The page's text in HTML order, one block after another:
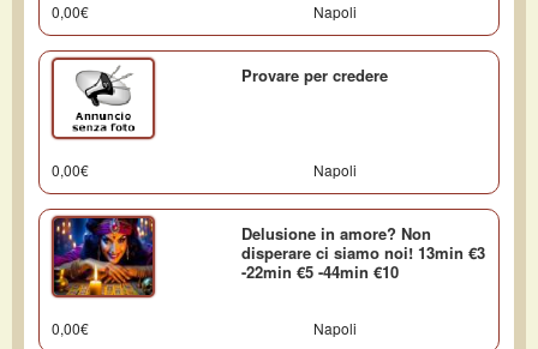
0,00€ Napoli
Provare per credere
0,00€ Napoli
Delusione in amore? Non
disperare ci siamo noi! 13min €3
-22min €5 -44min €10
0,00€ Napoli